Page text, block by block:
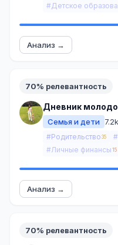
#Детское
Анализ →
70% релевантность
Дневник
Семья и дети
#Родительство 35
#Личные финансы 15
Анализ →
70% релевантность